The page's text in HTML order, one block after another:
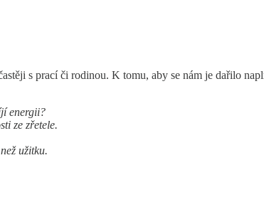
s prací či rodinou. K tomu, aby se nám je dařilo
energii?
ze zřetele.
užitku.